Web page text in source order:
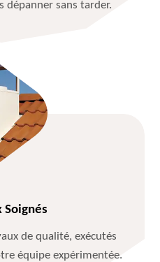
dépanner sans tarder.
Soignés
de qualité, exécutés
équipe expérimentée.